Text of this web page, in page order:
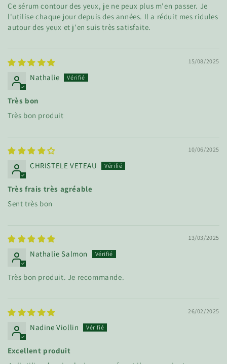
Ce sérum contour des yeux, je ne peux plus m'en passer. Je
l'utilise chaque jour depuis des années. Il a réduit mes ridules
autour des yeux et j'en suis très satisfaite.
15/08/2025
Nathalie
Très bon
Très bon produit
10/06/2025
CHRISTELE VETEAU
Très frais très agréable
Sent très bon
13/03/2025
Nathalie Salmon
Très bon produit. Je recommande.
26/02/2025
Nadine Viollin
Excellent produit